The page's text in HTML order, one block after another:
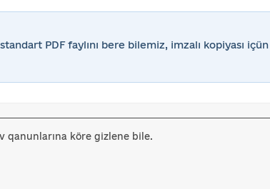
PDF faylını bere bilemiz, imzalı kopiyası
qanunlarına köre gizlene bile.